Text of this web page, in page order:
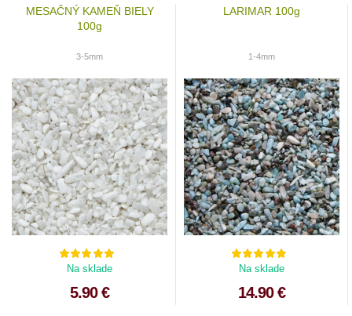
MESAČNÝ KAMEŇ BIELY
100g
3-5mm
Na sklade
5.90 €
LARIMAR 100g
1-4mm
Na sklade
14.90 €